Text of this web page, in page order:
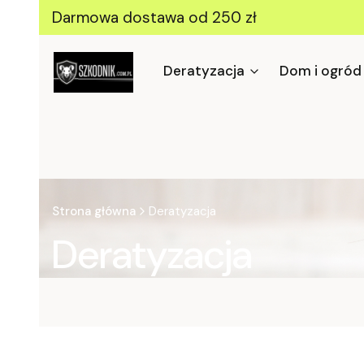
Darmowa dostawa od 250 zł
Deratyzacja Dom i ogród
Strona główna Deratyzacja
Deratyzacja